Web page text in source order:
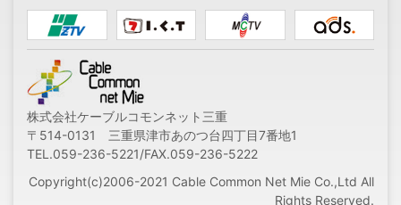
株式会社ケーブルコモンネット三重
〒514-0131 三重県津市あのつ台四丁目7番地1
TEL.059-236-5221/FAX.059-236-5222
Copyright(c)2006-2021 Cable Common Net Mie Co.,Ltd All
Rights Reserved.